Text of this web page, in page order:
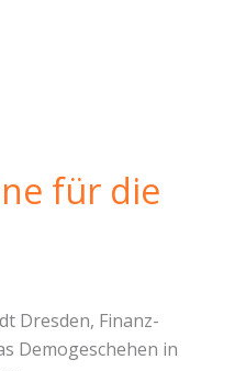
für die
Dresden, Finanz-
Demogeschehen in